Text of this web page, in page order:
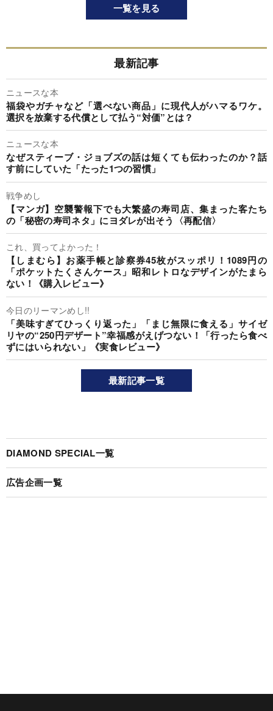
一覧を見る
最新記事
ニュースな本
福袋やガチャなど「選べない商品」に現代人がハマるワケ。
選択を放棄する代償として払う“対価”とは？
ニュースな本
なぜスティーブ・ジョブズの話は短くても伝わったのか？話
す前にしていた「たった1つの習慣」
戦争めし
【マンガ】空襲警報下でも大繁盛の寿司店、集まった客たち
の「秘密の寿司ネタ」にヨダレが出そう〈再配信〉
これ、買ってよかった！
【しまむら】お薬手帳と診察券45枚がスッポリ！1089円の
「ポケットたくさんケース」昭和レトロなデザインがたまら
ない！《購入レビュー》
今日のリーマンめし!!
「美味すぎてひっくり返った」「まじ無限に食える」サイゼ
リヤの“250円デザート”幸福感がえげつない！「行ったら食べ
ずにはいられない」《実食レビュー》
最新記事一覧
DIAMOND SPECIAL一覧
広告企画一覧